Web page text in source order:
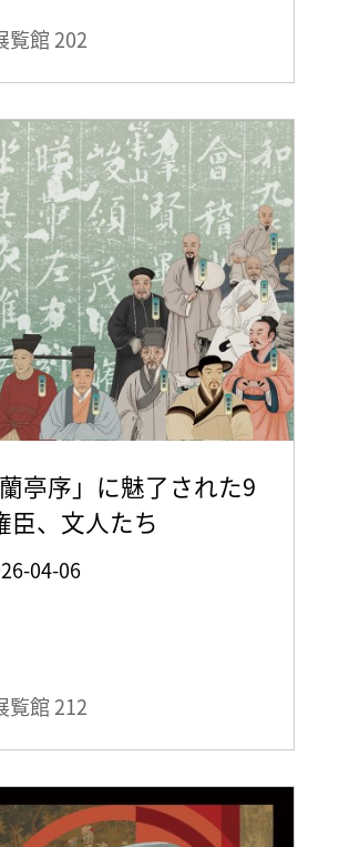
覧館202
亭序」に魅了された9
臣、文人たち
04-06
覧館 212